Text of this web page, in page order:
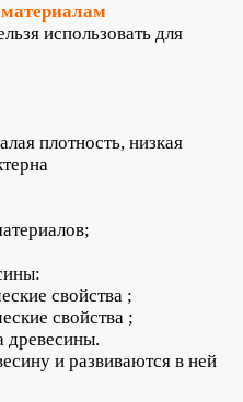
использовать для
плотность, низкая
свойства ;
свойства ;
древесины.
и развиваются в ней